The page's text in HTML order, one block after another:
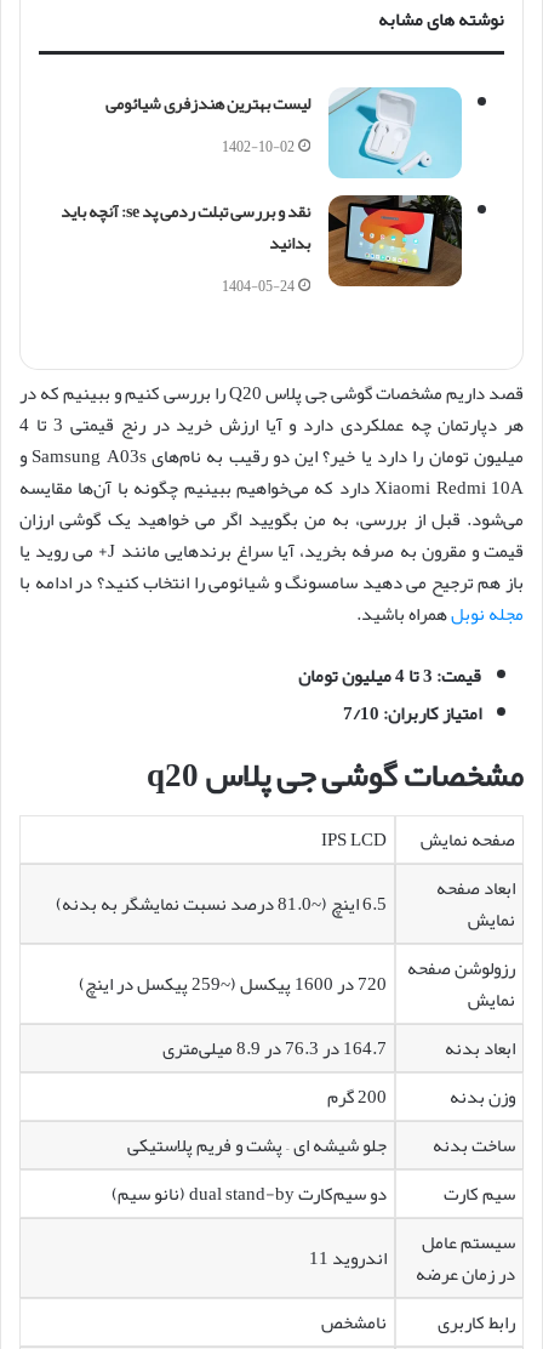
نوشته های مشابه
لیست بهترین هندزفری شیائومی
1402-10-02
نقد و بررسی تبلت ردمی پد se: آنچه باید
بدانید
1404-05-24
قصد داریم مشخصات گوشی جی پلاس Q20 را بررسی کنیم و ببینیم که در
هر دپارتمان چه عملکردی دارد و آیا ارزش خرید در رنج قیمتی 3 تا 4
میلیون تومان را دارد یا خیر؟ این دو رقیب به نام‌های Samsung A03s و
Xiaomi Redmi 10A دارد که می‌خواهیم ببینیم چگونه با آن‌ها مقایسه
می‌شود. قبل از بررسی، به من بگویید اگر می خواهید یک گوشی ارزان
قیمت و مقرون به صرفه بخرید، آیا سراغ برندهایی مانند J+ می روید یا
باز هم ترجیح می دهید سامسونگ و شیائومی را انتخاب کنید؟ در ادامه با
مجله نوبلهمراه باشید.
قیمت: 3 تا 4 میلیون تومان
امتیاز کاربران: 7/10
مشخصات گوشی جی پلاس q20
صفحه نمایش
IPS LCD
ابعاد صفحه
نمایش
6.5 اینچ (~81.0 درصد نسبت نمایشگر به بدنه)
رزولوشن صفحه
نمایش
720 در 1600 پیکسل (~259 پیکسل در اینچ)
ابعاد بدنه
164.7 در 76.3 در 8.9 میلی‌متری
وزن بدنه
200 گرم
ساخت بدنه
جلو شیشه ای – پشت و فریم پلاستیکی
سیم کارت
دو سیم‌کارت dual stand-by (نانو سیم)
سیستم عامل
در زمان عرضه
اندروید 11
رابط کاربری
نامشخص